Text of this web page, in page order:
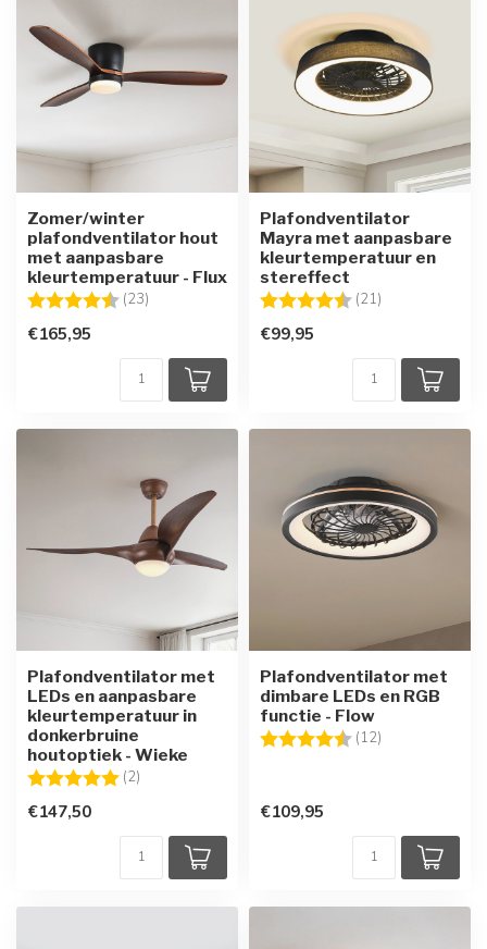
Zomer/winter
plafondventilator hout
met aanpasbare
kleurtemperatuur - Flux
Beoordeling: (23)
€165,95
Plafondventilator
Mayra met aanpasbare
kleurtemperatuur en
stereffect
Beoordeling: (21)
€99,95
Plafondventilator met
LEDs en aanpasbare
kleurtemperatuur in
donkerbruine
houtoptiek - Wieke
Beoordeling: (2)
€147,50
Plafondventilator met
dimbare LEDs en RGB
functie - Flow
Beoordeling: (12)
€109,95